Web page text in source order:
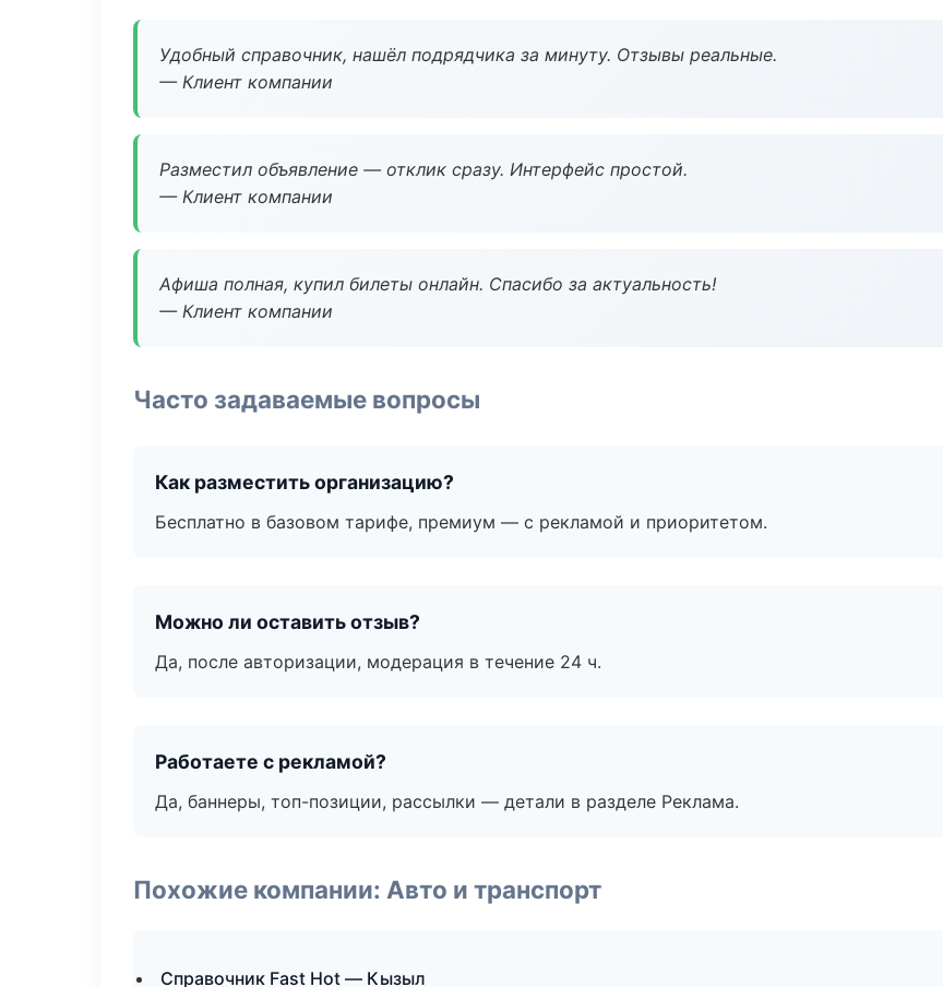
Удобный справочник, нашёл подрядчика за минуту. Отзывы реальные.
— Клиент компании
Разместил объявление — отклик сразу. Интерфейс простой.
— Клиент компании
Афиша полная, купил билеты онлайн. Спасибо за актуальность!
— Клиент компании
Часто задаваемые вопросы
Как разместить организацию?
Бесплатно в базовом тарифе, премиум — с рекламой и приоритетом.
Можно ли оставить отзыв?
Да, после авторизации, модерация в течение 24 ч.
Работаете с рекламой?
Да, баннеры, топ-позиции, рассылки — детали в разделе Реклама.
Похожие компании: Авто и транспорт
Справочник Fast Hot — Кызыл